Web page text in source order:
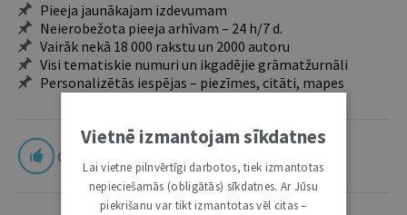
Pieeja jaunākajam izdevumam
Neierobežota pieeja arhīvam – 24 h/7 d.
Vairāk nekā 18 000 rakstu un 2000 autoru
Visi tematiskie numuri un ikgadējie grāmatžurnāli
Personalizētās iespējas – piezīmes, citāti, mapes
0
Vietnē izmantojam sīkdatnes
Lai vietne pilnvērtīgi darbotos, tiek izmantotas
nepieciešamās (obligātās) sīkdatnes. Ar Jūsu
piekrišanu var tikt izmantotas vēl citas –